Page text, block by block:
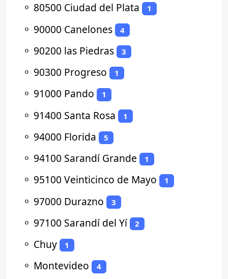
⚬ 80500 Ciudad del Plata 1
⚬ 90000 Canelones 4
⚬ 90200 las Piedras 3
⚬ 90300 Progreso 1
⚬ 91000 Pando 1
⚬ 91400 Santa Rosa 1
⚬ 94000 Florida 5
⚬ 94100 Sarandí Grande 1
⚬ 95100 Veinticinco de Mayo 1
⚬ 97000 Durazno 3
⚬ 97100 Sarandí del Yí 2
⚬ Chuy 1
⚬ Montevideo 4